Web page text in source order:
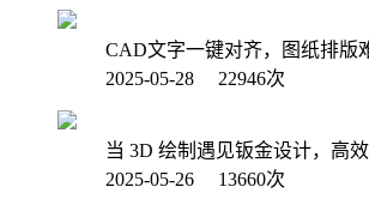
CAD文字一键对齐，图纸排版
2025-05-28 22946次
当 3D 绘制遇见钣金设计，高
2025-05-26 13660次